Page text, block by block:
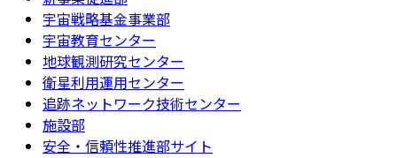
宇宙戦略基金事業部
宇宙教育センター
地球観測研究センター
衛星利用運用センター
追跡ネットワーク技術センター
施設部
安全・信頼性推進部サイト